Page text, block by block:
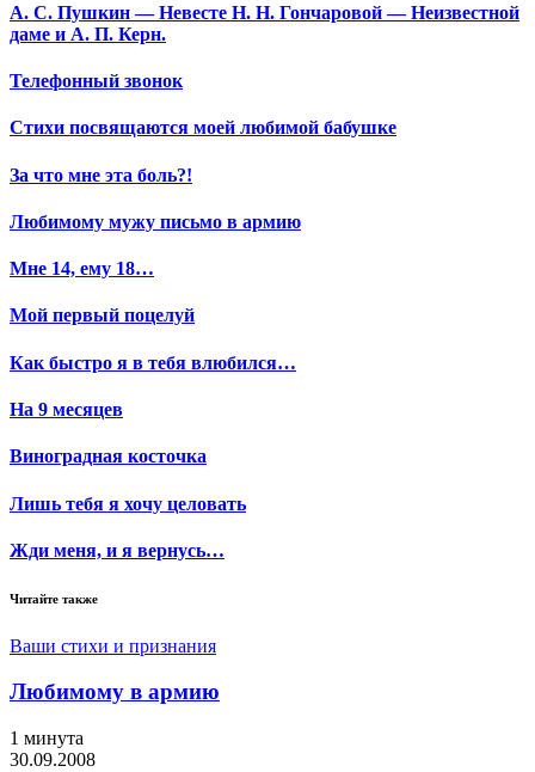
А. С. Пушкин — Невесте Н. Н. Гончаровой — Неизвестной
даме и А. П. Керн.
Телефонный звонок
Стихи посвящаются моей любимой бабушке
За что мне эта боль?!
Любимому мужу письмо в армию
Мне 14, ему 18…
Мой первый поцелуй
Как быстро я в тебя влюбился…
На 9 месяцев
Виноградная косточка
Лишь тебя я хочу целовать
Жди меня, и я вернусь…
Читайте также
Ваши стихи и признания
Любимому в армию
1 минута
30.09.2008